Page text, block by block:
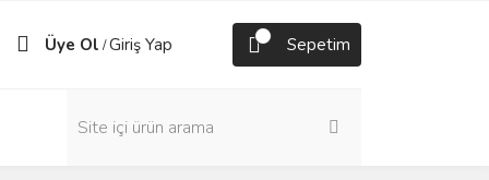
Üye Ol /Giriş Yap Sepetim